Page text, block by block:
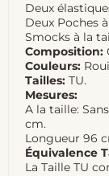
Deux
Deux Poches
Smocks à la
Composition:
Couleurs:
Tailles: TU.
Mesures:
A la taille:
cm.
Longueur 96
Équivalence
La Taille TU